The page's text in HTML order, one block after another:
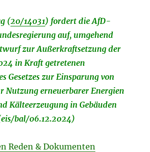
(20/14031) fordert die AfD-
auf, umgehend
zur Außerkraftsetzung der
in Kraft getretenen
Gesetzes zur Einsparung von
Nutzung erneuerbarer Energien
Kälteerzeugung in Gebäuden
bal/06.12.2024)
Reden & Dokumenten